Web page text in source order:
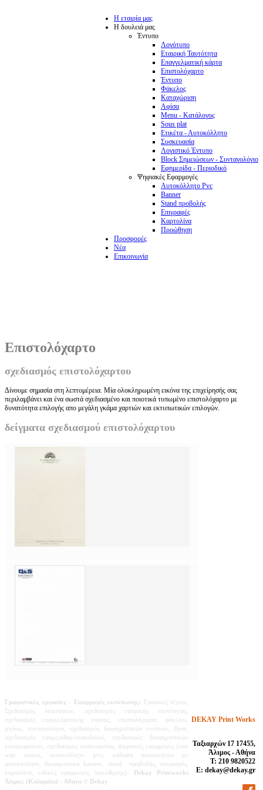
Η εταιρία μας
Η δουλειά μας
Έντυπο
Λογότυπο
Εταιρική Ταυτότητα
Επαγγελματική κάρτα
Επιστολόχαρτο
Έντυπο
Φάκελος
Καταχώριση
Αφίσα
Menu - Κατάλογος
Sous plat
Ετικέτα - Αυτοκόλλητο
Συσκευασία
Λογιστικό Έντυπο
Block Σημειώσεων - Συνταγολόγιο
Εφημερίδα - Περιοδικό
Ψηφιακές Εφαρμογές
Αυτοκόλλητο Pvc
Banner
Stand προβολής
Επιγραφές
Καρτολίνα
Προώθηση
Προσφορές
Νέα
Επικοινωνία
Επιστολόχαρτο
σχεδιασμός επιστολόχαρτου
Δίνουμε σημασία στη λεπτομέρεια. Μία ολοκληρωμένη εικόνα της επιχείρησής σας
περιλαμβάνει και ένα σωστά σχεδιασμένο και ποιοτικά τυπωμένο επιστολόχαρτο με
δυνατότητα επιλογής απο μεγάλη γκάμα χαρτιών και εκτυπωτικών επιλογών.
δείγματα σχεδιασμού επιστολόχαρτου
DEKAY Print Works
Ταξιαρχών 17 17455,
Άλιμος - Αθήνα
Τ: 210 9820522
E: dekay@dekay.gr
Γραφιστικές εργασίες - Εφαρμογές εκτύπωσης:
Γραφικές τέχνες.
Σχεδιασμός λογοτύπων, σχεδιασμός εταιρικής ταυτότητας,
σχεδιασμός επαγγελματικής κάρτας, επιστολόχαρτα, φάκελοι,
μπλοκ, συνταγολόγια, σχεδιασμός διαφημιστικών εντύπων, flyer,
σχεδιασμός εφημερίδας-περιοδικού,
σχεδιασμός διαφημιστικών
καταχωρίσεων,
σχεδιασμός συσκευασίας, ψηφιακές εφαρμογές (one
way vision, αυτοκόλλητο pvc, κάλυψη αυτοκινήτου με
αυτοκόλλητο, διαφημιστικά banner, stand προβολής, επιγραφές,
καρτολίνα, ειδικές εφαρμογές προώθησης)-
Dekay Printworks
Άλιμος (Καλαμάκι) - Αθήνα © Dekay